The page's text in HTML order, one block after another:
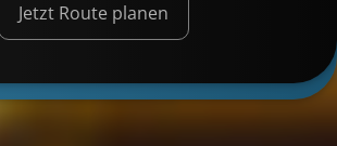
Jetzt Route planen